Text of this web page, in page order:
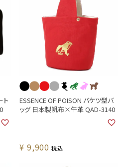
ト
ESSENCE OF POISON バケツ型バ
ッグ 日本製帆布×牛革 QAD-3140
¥ 9,900 税込